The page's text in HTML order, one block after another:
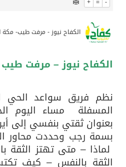
الكفاح نيوز - مرفت طيب- مكة المكرمة
نيوز – مرفت طيب –
فريق سواعد الحي
مساء اليوم
ثقتي بنفسي إلى أين
رجب وحددت محاور اللقاء
– متى تهتز الثقة
بالنفس – كيف تكتسب